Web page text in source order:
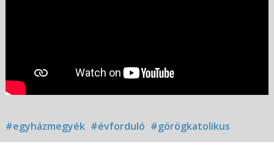
#egyházmegyék #évforduló #görögkatolikus